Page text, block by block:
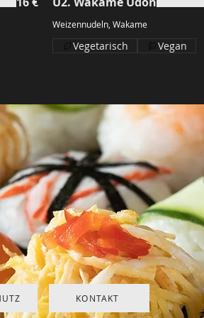
Weizennudeln, Wakame
Vegetarisch Vegan
KONTAKT